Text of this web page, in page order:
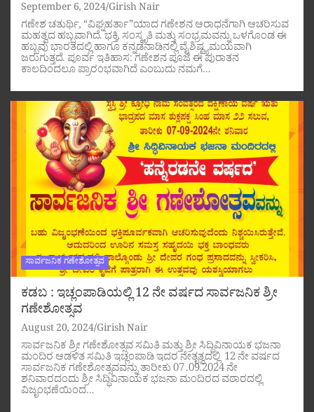
September 6, 2024 Girish Nair
ಗಣೇಶ ಚತುರ್ಥಿ, “ವಿಘ್ನಹರ್ತಾ”ಯಾದ ಗಣೇಶನ ಆರಾಧನೆಗಾಗಿ ಆಚರಿಸುವ
ಮಹತ್ವದ ಹಬ್ಬವಾಗಿದೆ. ಭಕ್ತಿ, ಸಂಸ್ಕೃತಿ ಮತ್ತು ಸಂಭ್ರಮವನ್ನು ಒಳಗೊಂಡ ಈ
ಹಬ್ಬವು ಭಾರತದಲ್ಲಿ ಹಾಗೂ ಕನ್ನಡನಾಡಿನಲ್ಲಿ ವೈಶಿಷ್ಟ್ಯಮಯವಾಗಿ
ಜರುಗುತ್ತದೆ. ಪೂರ್ವ ಇತಿಹಾಸ: ಗಣೇಶನ ಪೂಜೆ ಈ ಪುರಾತನ
ಕಾಲದಿಂದಲೂ ಪ್ರಾರಂಭವಾಗಿದೆ ಎಂಬುದು ನಮಗೆ…
ಸಾರ್ವಜನಿಕ ಗಣೇಶೋತ್ಸವ
ಕಡಬ : ಇಚ್ಲಂಪಾಡಿಯಲ್ಲಿ 12 ನೇ ವರ್ಷದ ಸಾರ್ವಜನಿಕ ಶ್ರೀ
ಗಣೇಶೋತ್ಸವ
August 20, 2024 Girish Nair
ಸಾರ್ವಜನಿಕ ಶ್ರೀ ಗಣೇಶೋತ್ಸವ ಸಮಿತಿ ಮತ್ತು ಶ್ರೀ ಸಿದ್ಧಿವಿನಾಯಕ ಭಜನಾ
ಮಂದಿರ ಆಡಳಿತ ಸಮಿತಿ ಇಚ್ಲಂಪಾಡಿ ಇದರ ನೇತೃತ್ವದಲ್ಲಿ 12 ನೇ ವರ್ಷದ
ಸಾರ್ವಜನಿಕ ಗಣೇಶೋತ್ಸವವನ್ನು ತಾರೀಕು 07 .09.2024 ನೇ
ಶನಿವಾರದಂದು ಶ್ರೀ ಸಿದ್ಧಿವಿನಾಯಕ ಭಜನಾ ಮಂದಿರದ ವಠಾರದಲ್ಲಿ
ವಿಜೃಂಭಣೆಯಿಂದ…